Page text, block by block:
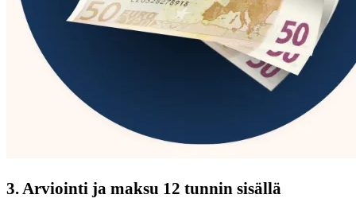
3. Arviointi ja maksu 12 tunnin sisällä